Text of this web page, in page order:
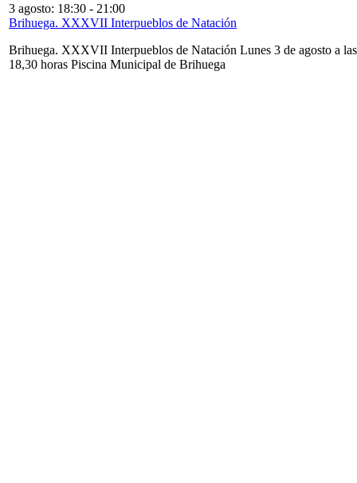
3 agosto: 18:30 - 21:00
Brihuega. XXXVII Interpueblos de Natación
Brihuega. XXXVII Interpueblos de Natación Lunes 3 de agosto a las
18,30 horas Piscina Municipal de Brihuega